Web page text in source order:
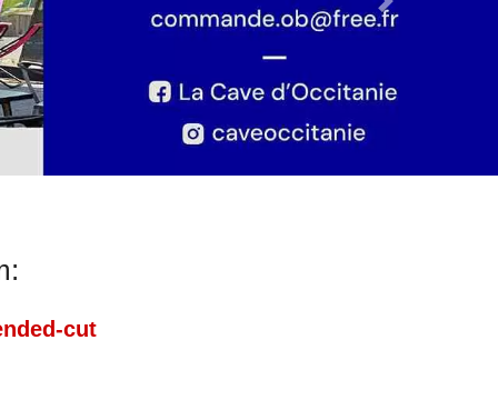
Next Slide
cut